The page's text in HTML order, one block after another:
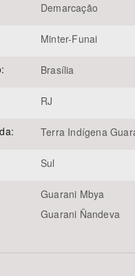
Demarcação
Minter-Funai
Brasília
RJ
Terra Indígena
Sul
Guarani Mbya
Guarani Ñandeva